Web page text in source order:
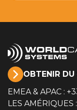
OBTENIR DU
EMEA & APAC :
LES AMÉRIQUES